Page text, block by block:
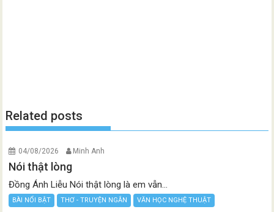
Related posts
04/08/2026 Minh Anh
Nói thật lòng
Đồng Ánh Liễu Nói thật lòng là em vẫn...
BÀI NỔI BẬT THƠ - TRUYỆN NGẮN VĂN HỌC NGHỆ THUẬT